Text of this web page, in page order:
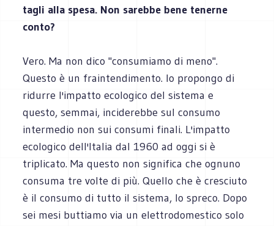
tagli alla spesa. Non sarebbe bene tenerne
conto?
Vero. Ma non dico "consumiamo di meno".
Questo è un fraintendimento. Io propongo di
ridurre l'impatto ecologico del sistema e
questo, semmai, inciderebbe sul consumo
intermedio non sui consumi finali. L'impatto
ecologico dell'Italia dal 1960 ad oggi si è
triplicato. Ma questo non significa che ognuno
consuma tre volte di più. Quello che è cresciuto
è il consumo di tutto il sistema, lo spreco. Dopo
sei mesi buttiamo via un elettrodomestico solo